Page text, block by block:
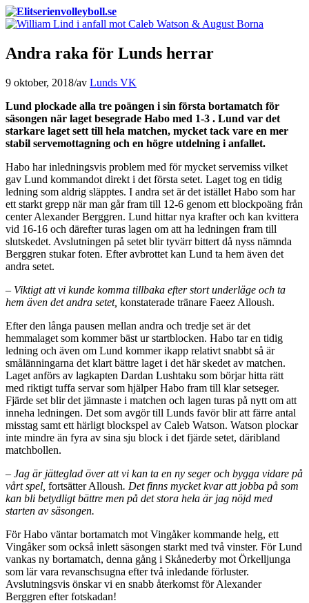
Andra raka för Lunds herrar
9 oktober, 2018/av Lunds VK
Lund plockade alla tre poängen i sin första bortamatch för
säsongen när laget besegrade Habo med 1-3 . Lund var det
starkare laget sett till hela matchen, mycket tack vare en mer
stabil servemottagning och en högre utdelning i anfallet.
Habo har inledningsvis problem med för mycket servemiss vilket
gav Lund kommandot direkt i det första setet. Laget tog en tidig
ledning som aldrig släpptes. I andra set är det istället Habo som har
ett starkt grepp när man går fram till 12-6 genom ett blockpoäng från
center Alexander Berggren. Lund hittar nya krafter och kan kvittera
vid 16-16 och därefter turas lagen om att ha ledningen fram till
slutskedet. Avslutningen på setet blir tyvärr bittert då nyss nämnda
Berggren stukar foten. Efter avbrottet kan Lund ta hem även det
andra setet.
– Viktigt att vi kunde komma tillbaka efter stort underläge och ta
hem även det andra setet, konstaterade tränare Faeez Alloush.
Efter den långa pausen mellan andra och tredje set är det
hemmalaget som kommer bäst ur startblocken. Habo tar en tidig
ledning och även om Lund kommer ikapp relativt snabbt så är
smålänningarna det klart bättre laget i det här skedet av matchen.
Laget anförs av lagkapten Dardan Lushtaku som börjar hitta rätt
med riktigt tuffa servar som hjälper Habo fram till klar setseger.
Fjärde set blir det jämnaste i matchen och lagen turas på nytt om att
inneha ledningen. Det som avgör till Lunds favör blir att färre antal
misstag samt ett härligt blockspel av Caleb Watson. Watson plockar
inte mindre än fyra av sina sju block i det fjärde setet, däribland
matchbollen.
– Jag är jätteglad över att vi kan ta en ny seger och bygga vidare på
vårt spel, fortsätter Alloush. Det finns mycket kvar att jobba på som
kan bli betydligt bättre men på det stora hela är jag nöjd med
starten av säsongen.
För Habo väntar bortamatch mot Vingåker kommande helg, ett
Vingåker som också inlett säsongen starkt med två vinster. För Lund
vankas ny bortamatch, denna gång i Skånederby mot Örkelljunga
som lär vara revanschsugna efter två inledande förluster.
Avslutningsvis önskar vi en snabb återkomst för Alexander
Berggren efter fotskadan!